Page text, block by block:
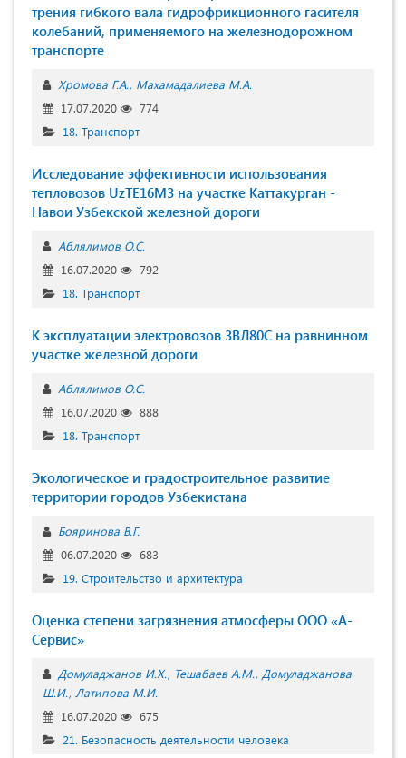
трения гибкого вала гидрофрикционного гасителя
колебаний, применяемого на железнодорожном
транспорте
Хромова Г.А. Махамадалиева М.А.
17.07.2020
774
18. Транспорт
Исследование эффективности использования
тепловозов UzTE16M3 на участке Каттакурган -
Навои Узбекской железной дороги
Аблялимов О.С.
16.07.2020
792
18. Транспорт
К эксплуатации электровозов 3ВЛ80С на равнинном
участке железной дороги
Аблялимов О.С.
16.07.2020
888
18. Транспорт
Экологическое и градостроительное развитие
территории городов Узбекистана
Бояринова В.Г.
06.07.2020
683
19. Строительство и архитектура
Оценка степени загрязнения атмосферы ООО «А-
Сервис»
Домуладжанов И.Х. Тешабаев А.М. Домуладжанова
Ш.И. Латипова М.И.
16.07.2020
675
21. Безопасность деятельности человека